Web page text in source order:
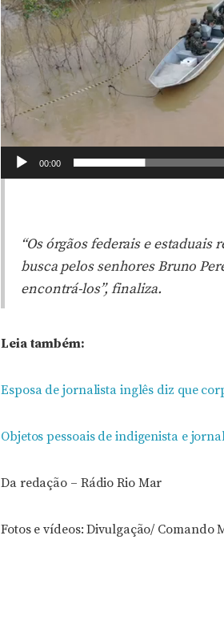
00:00
“Os órgãos federais e
busca pelos senhores Bruno
encontrá-los”, finaliza.
Leia também:
Esposa de jornalista inglês diz que
Objetos pessoais de indigenista e
Da redação – Rádio Rio Mar
Fotos e vídeos: Divulgação/ Comando